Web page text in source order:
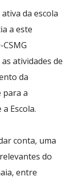
da escola
a este
atividades de
da
para a
Escola.
conta, uma
do
entre